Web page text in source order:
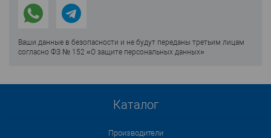
Ваши данные в безопасности и не будут переданы третьим лицам
согласно ФЗ № 152 «О защите персональных данных»
Каталог
Производители